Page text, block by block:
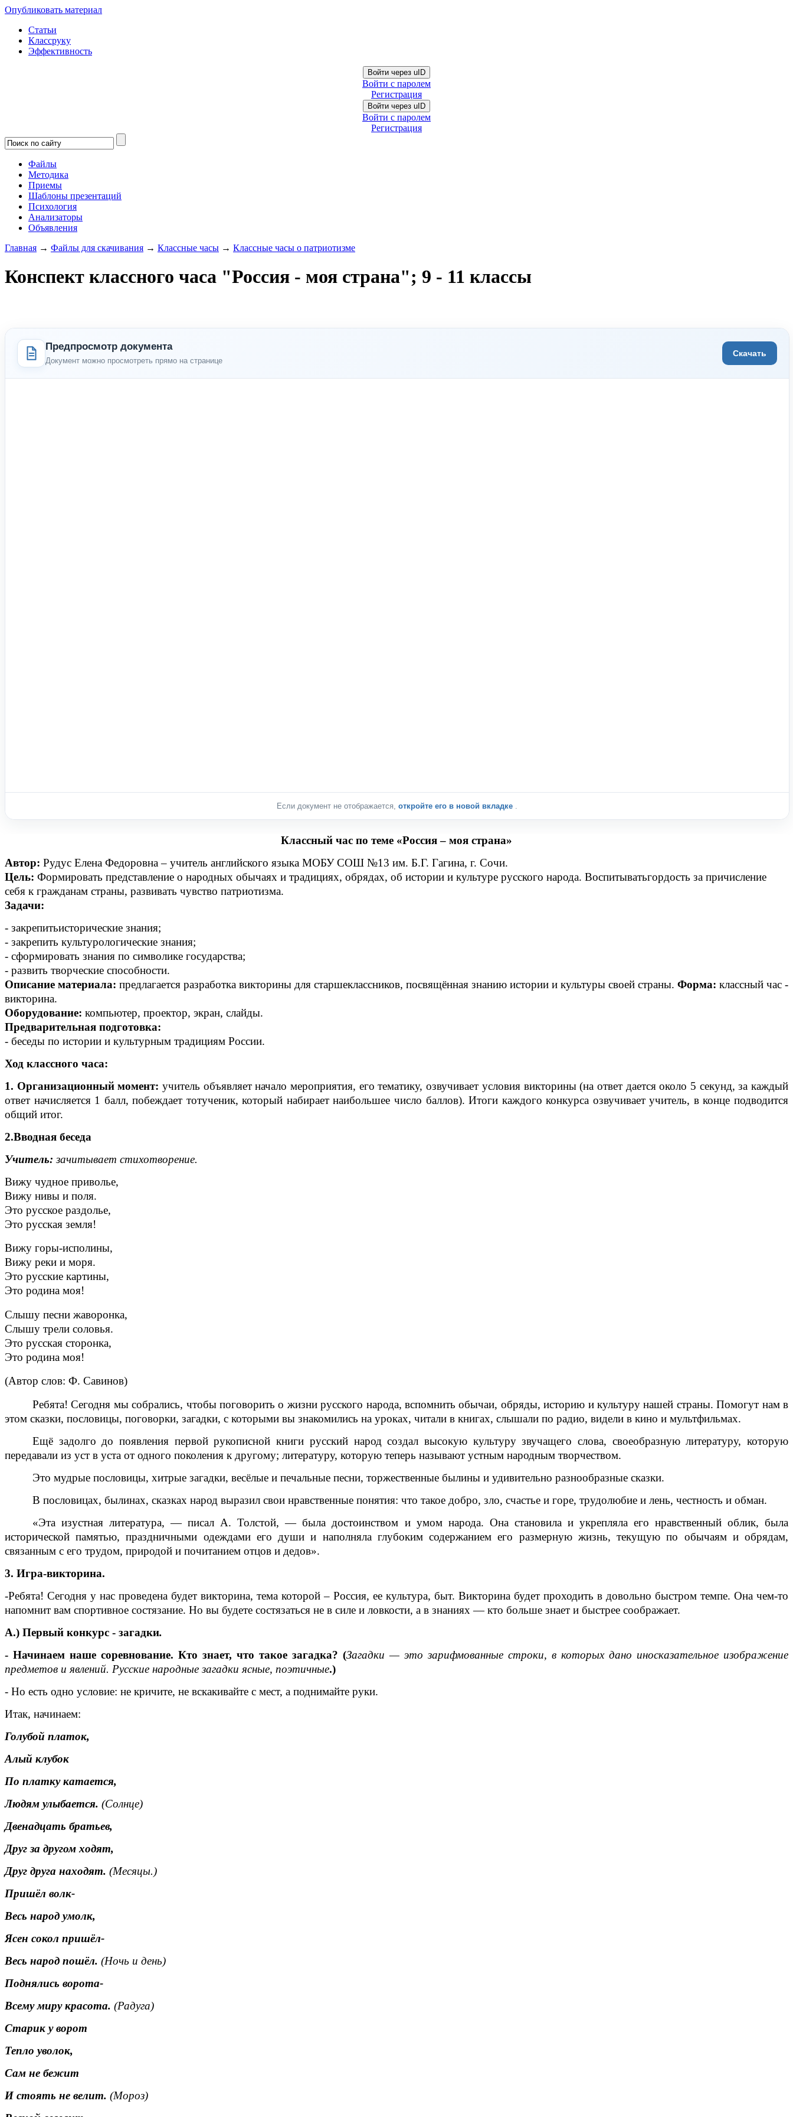
Опубликовать материал
Статьи
Классруку
Эффективность
Войти через uID
Войти с паролем
Регистрация
Войти через uID
Войти с паролем
Регистрация
Файлы
Методика
Приемы
Шаблоны презентаций
Психология
Анализаторы
Объявления
Главная → Файлы для скачивания → Классные часы → Классные часы о патриотизме
Конспект классного часа "Россия - моя страна"; 9 - 11 классы
Предпросмотр документа
Документ можно просмотреть прямо на странице
Скачать
Если документ не отображается, откройте его в новой вкладке
Классный час по теме «Россия – моя страна»
Автор: Рудус Елена Федоровна – учитель английского языка МОБУ СОШ №13 им. Б.Г. Гагина, г. Сочи.
Цель: Формировать представление о народных обычаях и традициях, обрядах, об истории и культуре русского народа. Воспитыватьгордость за причисление
себя к гражданам страны, развивать чувство патриотизма.
Задачи:
- закрепитьисторические знания;
- закрепить культурологические знания;
- сформировать знания по символике государства;
- развить творческие способности.
Описание материала: предлагается разработка викторины для старшеклассников, посвящённая знанию истории и культуры своей страны. Форма: классный час -
викторина.
Оборудование: компьютер, проектор, экран, слайды.
Предварительная подготовка:
- беседы по истории и культурным традициям России.
Ход классного часа:
1. Организационный момент: учитель объявляет начало мероприятия, его тематику, озвучивает условия викторины (на ответ дается около 5 секунд, за каждый
ответ начисляется 1 балл, побеждает тотученик, который набирает наибольшее число баллов). Итоги каждого конкурса озвучивает учитель, в конце подводится
общий итог.
2.Вводная беседа
Учитель: зачитывает стихотворение.
Вижу чудное приволье,
Вижу нивы и поля.
Это русское раздолье,
Это русская земля!
Вижу горы-исполины,
Вижу реки и моря.
Это русские картины,
Это родина моя!
Слышу песни жаворонка,
Слышу трели соловья.
Это русская сторонка,
Это родина моя!
(Автор слов: Ф. Савинов)
Ребята! Сегодня мы собрались, чтобы поговорить о жизни русского народа, вспомнить обычаи, обряды, историю и культуру нашей страны. Помогут нам в
этом сказки, пословицы, поговорки, загадки, с которыми вы знакомились на уроках, читали в книгах, слышали по радио, видели в кино и мультфильмах.
Ещё задолго до появления первой рукописной книги русский народ создал высокую культуру звучащего слова, своеобразную литературу, которую
передавали из уст в уста от одного поколения к другому; литературу, которую теперь называют устным народным творчеством.
Это мудрые пословицы, хитрые загадки, весёлые и печальные песни, торжественные былины и удивительно разнообразные сказки.
В пословицах, былинах, сказках народ выразил свои нравственные понятия: что такое добро, зло, счастье и горе, трудолюбие и лень, честность и обман.
«Эта изустная литература, — писал А. Толстой, — была достоинством и умом народа. Она становила и укрепляла его нравственный облик, была
исторической памятью, праздничными одеждами его души и наполняла глубоким содержанием его размерную жизнь, текущую по обычаям и обрядам,
связанным с его трудом, природой и почитанием отцов и дедов».
3. Игра-викторина.
-Ребята! Сегодня у нас проведена будет викторина, тема которой – Россия, ее культура, быт. Викторина будет проходить в довольно быстром темпе. Она чем-то
напомнит вам спортивное состязание. Но вы будете состязаться не в силе и ловкости, а в знаниях — кто больше знает и быстрее соображает.
А.) Первый конкурс - загадки.
- Начинаем наше соревнование. Кто знает, что такое загадка? (Загадки — это зарифмованные строки, в которых дано иносказательное изображение
предметов и явлений. Русские народные загадки ясные, поэтичные.)
- Но есть одно условие: не кричите, не вскакивайте с мест, а поднимайте руки.
Итак, начинаем:
Голубой платок,
Алый клубок
По платку катается,
Людям улыбается. (Солнце)
Двенадцать братьев,
Друг за другом ходят,
Друг друга находят. (Месяцы.)
Пришёл волк-
Весь народ умолк,
Ясен сокол пришёл-
Весь народ пошёл. (Ночь и день)
Поднялись ворота-
Всему миру красота. (Радуга)
Старик у ворот
Тепло уволок,
Сам не бежит
И стоять не велит. (Мороз)